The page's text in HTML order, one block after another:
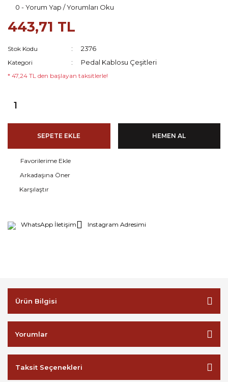
0 - Yorum Yap / Yorumları Oku
443,71 TL
Stok Kodu 2376
Kategori Pedal Kablosu Çeşitleri
* 47,24 TL den başlayan taksitlerle!
SEPETE EKLE HEMEN AL
Arkadaşına Öner
Karşılaştır
WhatsApp İletişim Instagram Adresimi
Ürün Bilgisi
Yorumlar
Taksit Seçenekleri